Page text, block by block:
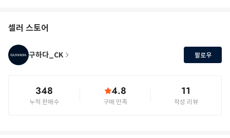
셀러 스토어
구하다_CK 팔로우
348
누적 판매수
4.8
구매 만족
11
작성 리뷰